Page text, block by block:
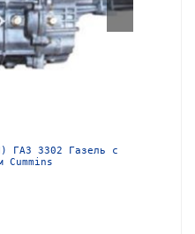
ГАЗ 3302 Газель с
Cummins